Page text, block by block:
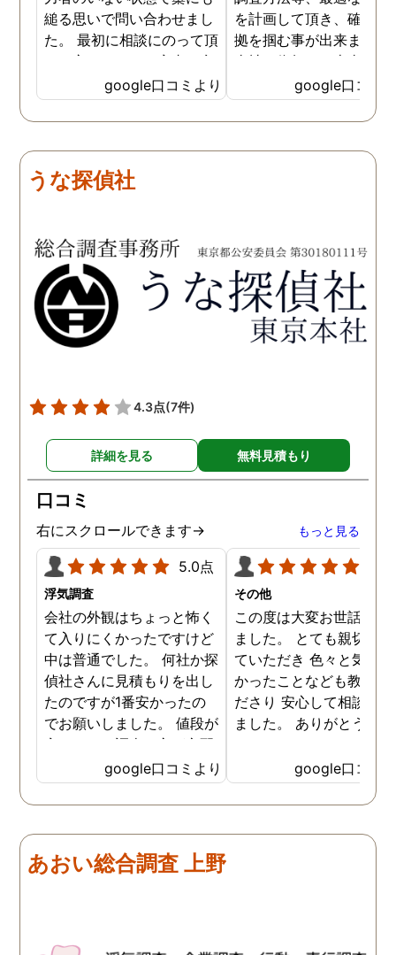
縋る思いで問い合わせまし
た。 最初に相談にのって頂
いた方も、とても率直に意
見を言っていただき、また
費用面も正直に答えていた
だき、私の望む結果を得る
言えないですが、それでも
少しでも低く抑えるアドバ
た。 調査も私の望む結果を
得るべく、尽力して頂き、
密に連絡をいただきなが
ら、丁寧に対応してくださ
いました。 おかげで、とて
も、不安で日々辛い気持ち
対応して頂いた上に、かな
り迅速に弁護士に関するア
ドバイスを頂き繋いで下さ
った事、本当に感謝してい
ます。
google口コミより
を計画して頂き、確実な
拠を掴む事が出来ました
当社に依頼して本当に良
ったと実感しております
依頼中にはいろいろな相
も聞いて頂き、救われる
謝しております。 私と
何かありましたらご相談
せて頂きたいと思います
google口コミ
うな探偵社
4.3点(7件)
詳細を見る 無料見積もり
口コミ
右にスクロールできます→ もっと見る
5.0点
浮気調査
会社の外観はちょっと怖く
て入りにくかったですけど
中は普通でした。 何社か探
偵社さんに見積もりを出し
たのですが1番安かったの
でお願いしました。 値段が
安いので、調査の方が心配
でしたがしっかり浮気の証
拠を押さえて頂けました。
ありがとう御座いました。
探偵に頼む事のない人生を
歩みますね(笑)
google口コミより
その他
この度は大変お世話にな
ました。 とても親切に
ていただき 色々と気付
かったことなども教えて
ださり 安心して相談が
ました。 ありがとうご
google口コミ
あおい総合調査 上野